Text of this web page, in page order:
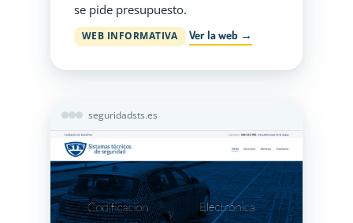
se pide presupuesto.
WEB INFORMATIVA Ver la web →
seguridadsts.es